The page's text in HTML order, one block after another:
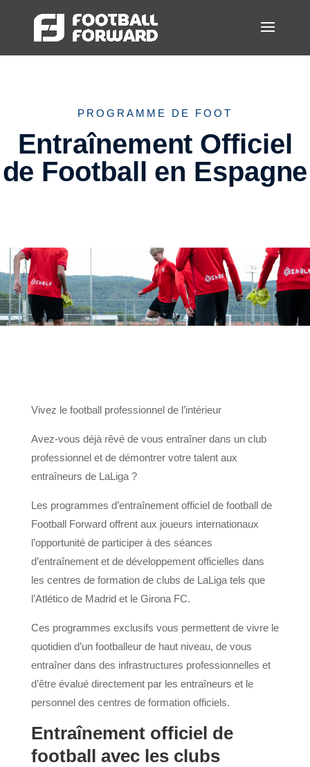
PROGRAMME DE FOOT
Entraînement Officiel
de Football en Espagne
Vivez le football professionnel de l’intérieur
Avez-vous déjà rêvé de vous entraîner dans un club
professionnel et de démontrer votre talent aux
entraîneurs de LaLiga ?
Les programmes d’entraînement officiel de football de
Football Forward offrent aux joueurs internationaux
l’opportunité de participer à des séances
d’entraînement et de développement officielles dans
les centres de formation de clubs de LaLiga tels que
l’Atlético de Madrid et le Girona FC.
Ces programmes exclusifs vous permettent de vivre le
quotidien d’un footballeur de haut niveau, de vous
entraîner dans des infrastructures professionnelles et
d’être évalué directement par les entraîneurs et le
personnel des centres de formation officiels.
Entraînement officiel de
football avec les clubs